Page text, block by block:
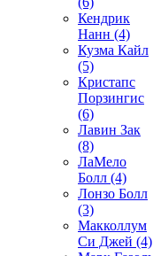
Кендрик
Нанн (4)
Кузма Кайл
(5)
Кристапс
Порзингис
(6)
Лавин Зак
(8)
ЛаМело
Болл (4)
Лонзо Болл
(3)
Макколлум
Си Джей (4)